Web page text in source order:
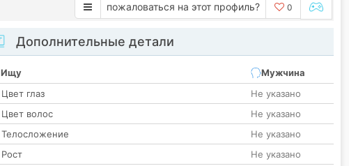
пожаловаться на этот профиль? 0
Дополнительные детали
Ищу
Мужчина
Цвет глаз
Не указано
Цвет волос
Не указано
Телосложение
Не указано
Рост
Не указано